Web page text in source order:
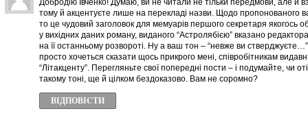
Добродію Івченко! Думаю, ви не читали не тільки передмови, але й
тому й акцентуєте лише на перекладі назви. Щодо пропонованого
то це чудовий заголовок для мемуарів першого секретаря якогось
у вихідних даних роману, виданого “Астролябією” вказано
на її останньому розвороті. Ну а ваш тон – “невже ви
просто хочеться сказати щось прикрого мені, співробітникам
“Літакценту”. Перегляньте свої попередні пости – і подумайте, чи
такому тоні, ще й цілком бездоказово. Вам не соромно?
ВІДПОВІCТИ